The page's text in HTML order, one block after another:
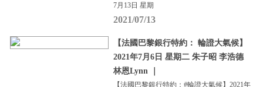
7月13日 星期
2021/07/13
【法國巴黎銀行特約： 輪證大氣候】
2021年7月6日 星期二 朱子昭 李浩德
林恩Lynn ｜
【法國巴黎銀行特約：#輪證大氣候】2021年